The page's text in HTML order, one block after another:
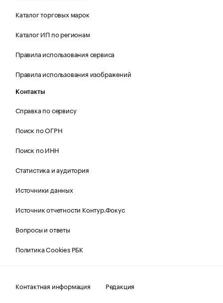
Каталог торговых марок
Каталог ИП по регионам
Правила использования сервиса
Правила использования изображений
Контакты
Справка по сервису
Поиск по ОГРН
Поиск по ИНН
Статистика и аудитория
Источники данных
Источник отчетности Контур.Фокус
Вопросы и ответы
Политика Cookies РБК
Контактная информация
Редакция